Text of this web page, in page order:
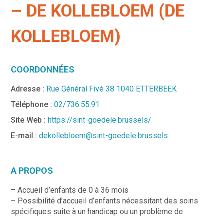
– DE KOLLEBLOEM (DE
KOLLEBLOEM)
COORDONNÉES
Adresse : Rue Général Fivé 38 1040 ETTERBEEK
Téléphone :02/736.55.91
Site Web : https://sint-goedele.brussels/
E-mail : dekollebloem@sint-goedele.brussels
A PROPOS
– Accueil d’enfants de 0 à 36 mois
– Possibilité d’accueil d’enfants nécessitant des soins
spécifiques suite à un handicap ou un problème de